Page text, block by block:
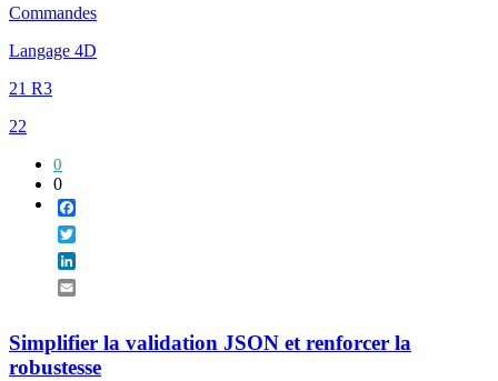
Commandes
Langage 4D
21 R3
22
0
0
Simplifier la validation JSON et renforcer la
robustesse